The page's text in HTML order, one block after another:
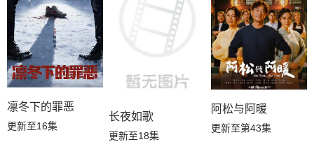
凛冬下的罪恶
更新至16集
长夜如歌
更新至18集
阿松与阿暖
更新至第43集